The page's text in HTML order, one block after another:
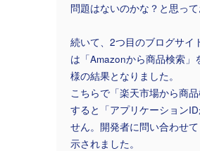
問題はないのかな？と思って
続いて、2つ目のブログサイ
は「Amazonから商品検索」
様の結果となりました。
こちらで「楽天市場から商
すると「アプリケーション
せん。開発者に問い合わせ
示されました。